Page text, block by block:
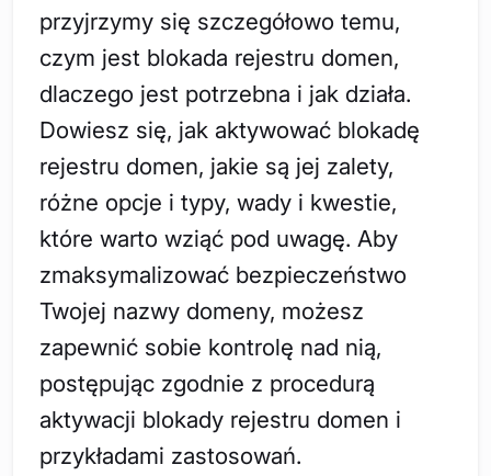
przyjrzymy się szczegółowo temu,
czym jest blokada rejestru domen,
dlaczego jest potrzebna i jak działa.
Dowiesz się, jak aktywować blokadę
rejestru domen, jakie są jej zalety,
różne opcje i typy, wady i kwestie,
które warto wziąć pod uwagę. Aby
zmaksymalizować bezpieczeństwo
Twojej nazwy domeny, możesz
zapewnić sobie kontrolę nad nią,
postępując zgodnie z procedurą
aktywacji blokady rejestru domen i
przykładami zastosowań.